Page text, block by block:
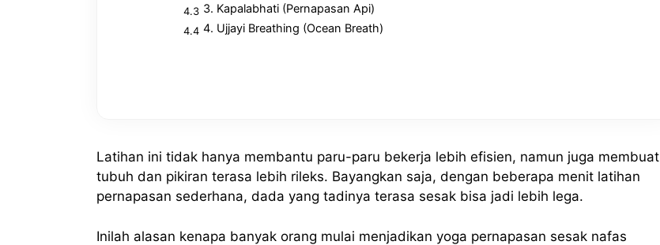
3. Kapalabhati (Pernapasan Api)
4. Ujjayi Breathing (Ocean Breath)
Latihan ini tidak hanya membantu paru-paru bekerja lebih efisien, namun juga membuat
tubuh dan pikiran terasa lebih rileks. Bayangkan saja, dengan beberapa menit latihan
pernapasan sederhana, dada yang tadinya terasa sesak bisa jadi lebih lega.
Inilah alasan kenapa banyak orang mulai menjadikan yoga pernapasan sesak nafas